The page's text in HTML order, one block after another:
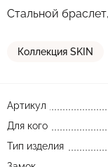
Стальной
Коллекция SKIN
Артикул
Для кого
Тип изделия